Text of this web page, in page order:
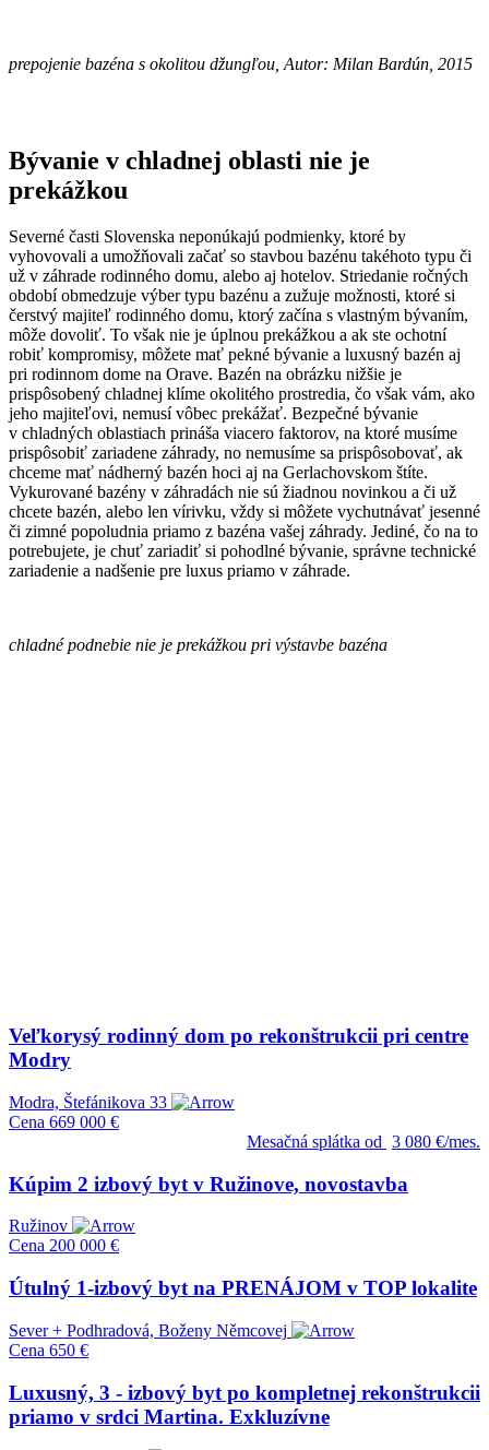
prepojenie bazéna s okolitou džungľou, Autor: Milan Bardún, 2015
Bývanie v chladnej oblasti nie je
prekážkou
Severné časti Slovenska neponúkajú podmienky, ktoré by
vyhovovali a umožňovali začať so stavbou bazénu takéhoto typu či
už v záhrade rodinného domu, alebo aj hotelov. Striedanie ročných
období obmedzuje výber typu bazénu a zužuje možnosti, ktoré si
čerstvý majiteľ rodinného domu, ktorý začína s vlastným bývaním,
môže dovoliť. To však nie je úplnou prekážkou a ak ste ochotní
robiť kompromisy, môžete mať pekné bývanie a luxusný bazén aj
pri rodinnom dome na Orave. Bazén na obrázku nižšie je
prispôsobený chladnej klíme okolitého prostredia, čo však vám, ako
jeho majiteľovi, nemusí vôbec prekážať. Bezpečné bývanie
v chladných oblastiach prináša viacero faktorov, na ktoré musíme
prispôsobiť zariadene záhrady, no nemusíme sa prispôsobovať, ak
chceme mať nádherný bazén hoci aj na Gerlachovskom štíte.
Vykurované bazény v záhradách nie sú žiadnou novinkou a či už
chcete bazén, alebo len vírivku, vždy si môžete vychutnávať jesenné
či zimné popoludnia priamo z bazéna vašej záhrady. Jediné, čo na to
potrebujete, je chuť zariadiť si pohodlné bývanie, správne technické
zariadenie a nadšenie pre luxus priamo v záhrade.
chladné podnebie nie je prekážkou pri výstavbe bazéna
Veľkorysý rodinný dom po rekonštrukcii pri centre
Modry
Modra, Štefánikova 33
Cena 669 000 €
Mesačná splátka od 3 080 €/mes.
Kúpim 2 izbový byt v Ružinove, novostavba
Ružinov
Cena 200 000 €
Útulný 1-izbový byt na PRENÁJOM v TOP lokalite
Sever + Podhradová, Boženy Němcovej
Cena 650 €
Luxusný, 3 - izbový byt po kompletnej rekonštrukcii
priamo v srdci Martina. Exkluzívne